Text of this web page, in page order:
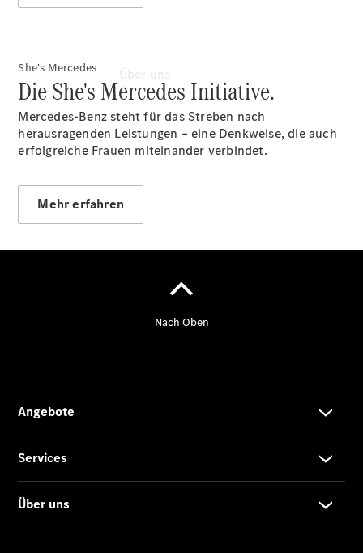
Übersicht
Kontakt
She's Mercedes
Die She's Mercedes Initiative.
Mercedes-Benz steht für das Streben nach
herausragenden Leistungen – eine Denkweise, die auch
erfolgreiche Frauen miteinander verbindet.
Mehr erfahren